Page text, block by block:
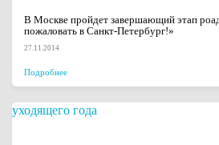
В Москве пройдет завершающий этап
пожаловать в Санкт-Петербург!»
27.11.2014
Подробнее